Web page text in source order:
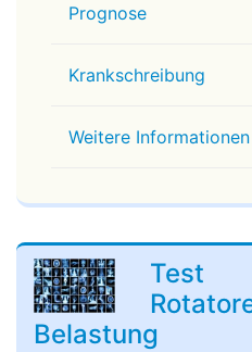
Prognose
Krankschreibung
Weitere Informationen
Test
Belastung